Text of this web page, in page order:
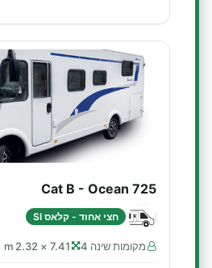
Cat B - Ocean 725
חצי אחוד - קלאס SI
מקומות שינה 4 7.41 × 2.32 m